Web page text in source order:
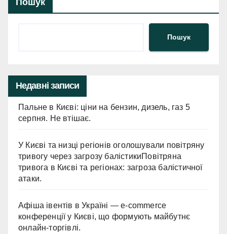
Пошук
Недавні записи
Пальне в Києві: ціни на бензин, дизель, газ 5
серпня. Не втішає.
У Києві та низці регіонів оголошували повітряну
тривогу через загрозу балістикиПовітряна
тривога в Києві та регіонах: загроза балістичної
атаки.
Афіша івентів в Україні — e-commerce
конференції у Києві, що формують майбутнє
онлайн-торгівлі.